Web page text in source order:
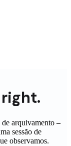
right.
de arquivamento –
sessão de
observamos.